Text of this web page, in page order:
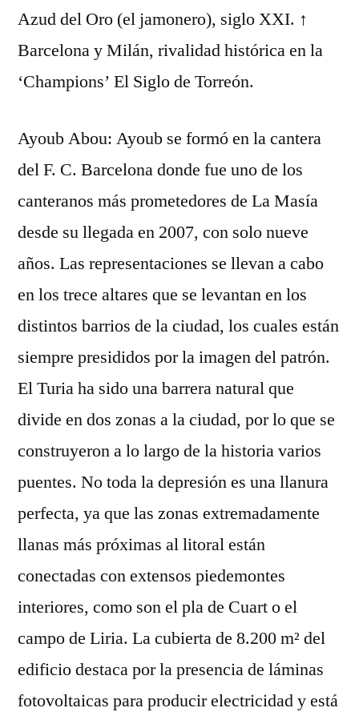
Azud del Oro (el jamonero), siglo XXI. ↑
Barcelona y Milán, rivalidad histórica en la
‘Champions’ El Siglo de Torreón.
Ayoub Abou: Ayoub se formó en la cantera
del F. C. Barcelona donde fue uno de los
canteranos más prometedores de La Masía
desde su llegada en 2007, con solo nueve
años. Las representaciones se llevan a cabo
en los trece altares que se levantan en los
distintos barrios de la ciudad, los cuales están
siempre presididos por la imagen del patrón.
El Turia ha sido una barrera natural que
divide en dos zonas a la ciudad, por lo que se
construyeron a lo largo de la historia varios
puentes. No toda la depresión es una llanura
perfecta, ya que las zonas extremadamente
llanas más próximas al litoral están
conectadas con extensos piedemontes
interiores, como son el pla de Cuart o el
campo de Liria. La cubierta de 8.200 m² del
edificio destaca por la presencia de láminas
fotovoltaicas para producir electricidad y está